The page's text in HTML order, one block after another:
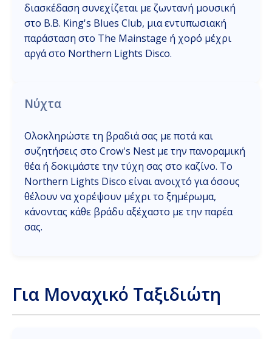
διασκέδαση συνεχίζεται με ζωντανή μουσική
στο B.B. King's Blues Club, μια εντυπωσιακή
παράσταση στο The Mainstage ή χορό μέχρι
αργά στο Northern Lights Disco.
Νύχτα
Ολοκληρώστε τη βραδιά σας με ποτά και
συζητήσεις στο Crow's Nest με την πανοραμική
θέα ή δοκιμάστε την τύχη σας στο καζίνο. Το
Northern Lights Disco είναι ανοιχτό για όσους
θέλουν να χορέψουν μέχρι το ξημέρωμα,
κάνοντας κάθε βράδυ αξέχαστο με την παρέα
σας.
Για Μοναχικό Ταξιδιώτη